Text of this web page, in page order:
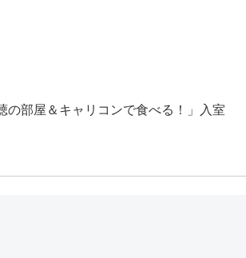
の部屋＆キャリコンで食べる！」入室